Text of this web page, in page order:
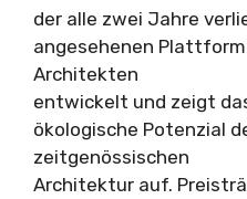
der alle zwei Jahre
angesehenen
Architekten
entwickelt und zeigt
ökologische Potenzial
zeitgenössischen
Architektur auf.